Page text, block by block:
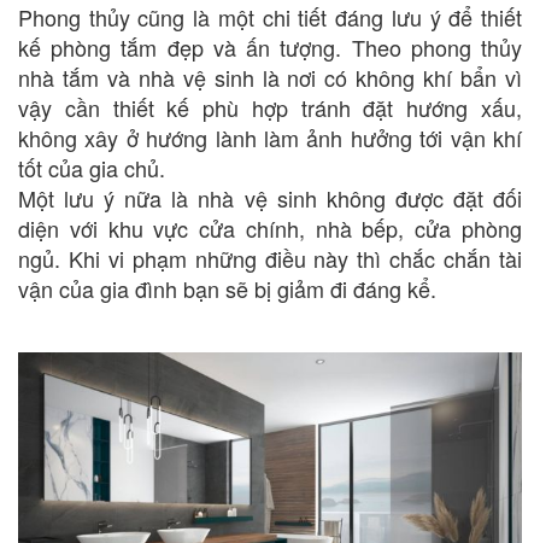
Phong thủy cũng là một chi tiết đáng lưu ý để thiết
kế phòng tắm đẹp và ấn tượng. Theo phong thủy
nhà tắm và nhà vệ sinh là nơi có không khí bẩn vì
vậy cần thiết kế phù hợp tránh đặt hướng xấu,
không xây ở hướng lành làm ảnh hưởng tới vận khí
tốt của gia chủ.
Một lưu ý nữa là nhà vệ sinh không được đặt đối
diện với khu vực cửa chính, nhà bếp, cửa phòng
ngủ. Khi vi phạm những điều này thì chắc chắn tài
vận của gia đình bạn sẽ bị giảm đi đáng kể.